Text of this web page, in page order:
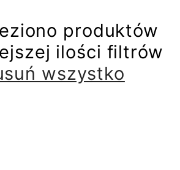
produktów
ilości filtrów
wszystko